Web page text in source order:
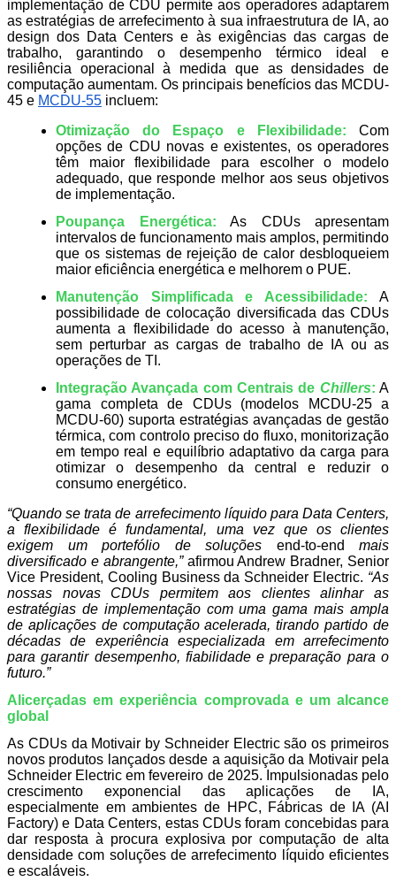
implementação de CDU permite aos operadores adaptarem
as estratégias de arrefecimento à sua infraestrutura de IA, ao
design dos Data Centers e às exigências das cargas de
trabalho, garantindo o desempenho térmico ideal e
resiliência operacional à medida que as densidades de
computação aumentam. Os principais benefícios das MCDU-
45 e MCDU-55 incluem:
Otimização do Espaço e Flexibilidade: Com
opções de CDU novas e existentes, os operadores
têm maior flexibilidade para escolher o modelo
adequado, que responde melhor aos seus objetivos
de implementação.
Poupança Energética: As CDUs apresentam
intervalos de funcionamento mais amplos, permitindo
que os sistemas de rejeição de calor desbloqueiem
maior eficiência energética e melhorem o PUE.
Manutenção Simplificada e Acessibilidade: A
possibilidade de colocação diversificada das CDUs
aumenta a flexibilidade do acesso à manutenção,
sem perturbar as cargas de trabalho de IA ou as
operações de TI.
Integração Avançada com Centrais de Chillers: A
gama completa de CDUs (modelos MCDU-25 a
MCDU-60) suporta estratégias avançadas de gestão
térmica, com controlo preciso do fluxo, monitorização
em tempo real e equilíbrio adaptativo da carga para
otimizar o desempenho da central e reduzir o
consumo energético.
“Quando se trata de arrefecimento líquido para Data Centers,
a flexibilidade é fundamental, uma vez que os clientes
exigem um portefólio de soluções end-to-end mais
diversificado e abrangente,”afirmou Andrew Bradner, Senior
Vice President, Cooling Business da Schneider Electric. “As
nossas novas CDUs permitem aos clientes alinhar as
estratégias de implementação com uma gama mais ampla
de aplicações de computação acelerada, tirando partido de
décadas de experiência especializada em arrefecimento
para garantir desempenho, fiabilidade e preparação para o
futuro.”
Alicerçadas em experiência comprovada e um alcance
global
As CDUs da Motivair by Schneider Electric são os primeiros
novos produtos lançados desde a aquisição da Motivair pela
Schneider Electric em fevereiro de 2025. Impulsionadas pelo
crescimento exponencial das aplicações de IA,
especialmente em ambientes de HPC, Fábricas de IA (AI
Factory) e Data Centers, estas CDUs foram concebidas para
dar resposta à procura explosiva por computação de alta
densidade com soluções de arrefecimento líquido eficientes
e escaláveis.